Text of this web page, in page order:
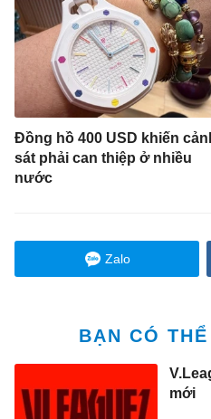
Đồng hồ 400 USD khiến
sát phải can thiệp ở nhiều
nước
Zalo
BẠN CÓ
mới